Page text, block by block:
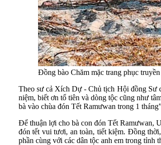
Đồng bào Chăm mặc trang phục
Theo sư cả Xích Dự - Chủ tịch Hội đồng Sư
niệm, biết ơn tổ tiên và dòng tộc cũng như
bà vào chùa đón Tết Ramưwan trong 1
Để thuận lợi cho bà con đón Tết Ramưwan,
đón tết vui tươi, an toàn, tiết kiệm. Đồng
phần cùng với các dân tộc anh em trong tỉnh